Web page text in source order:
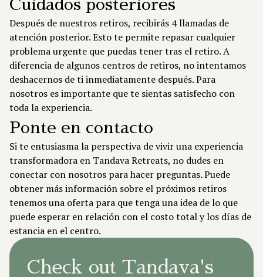
Cuidados posteriores
Después de nuestros retiros, recibirás 4 llamadas de
atención posterior. Esto te permite repasar cualquier
problema urgente que puedas tener tras el retiro. A
diferencia de algunos centros de retiros, no intentamos
deshacernos de ti inmediatamente después. Para
nosotros es importante que te sientas satisfecho con
toda la experiencia.
Ponte en contacto
Si te entusiasma la perspectiva de vivir una experiencia
transformadora en Tandava Retreats, no dudes en
conectar con nosotros para hacer preguntas. Puede
obtener más información sobre el próximos retiros
tenemos una oferta para que tenga una idea de lo que
puede esperar en relación con el costo total y los días de
estancia en el centro.
Check out Tandava's